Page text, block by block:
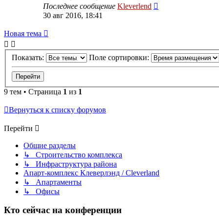
Последнее сообщение Kleverlend
30 авг 2016, 18:41
Новая тема
Показать: Поле сортировки:
9 тем • Страница 1 из 1
Вернуться к списку форумов
Перейти
Общие разделы
↳ Строительство комплекса
↳ Инфраструктура района
Апарт-комплекс Клеверлэнд / Cleverland
↳ Апартаменты
↳ Офисы
Кто сейчас на конференции